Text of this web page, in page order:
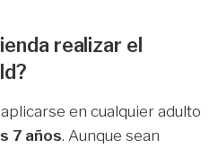
realizar el
en cualquier adulto
7 años. Aunque sean